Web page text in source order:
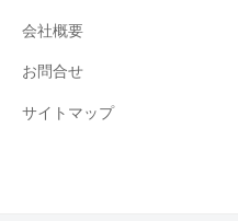
会社概要
お問合せ
サイトマップ